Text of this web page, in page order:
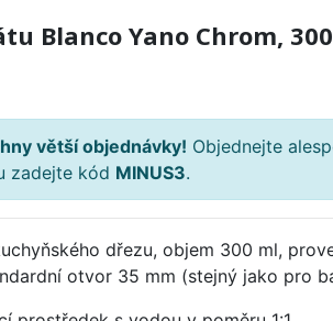
Blanco Yano Chrom,
větší objednávky! Objednejte
zadejte kód MINUS3.
dřezu, objem 300 ml,
otvor 35 mm (stejný jako pro